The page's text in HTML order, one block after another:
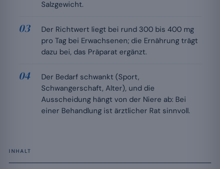
Salzgewicht.
Der Richtwert liegt bei rund 300 bis 400 mg
pro Tag bei Erwachsenen; die Ernährung trägt
dazu bei, das Präparat ergänzt.
Der Bedarf schwankt (Sport,
Schwangerschaft, Alter), und die
Ausscheidung hängt von der Niere ab: Bei
einer Behandlung ist ärztlicher Rat sinnvoll.
INHALT